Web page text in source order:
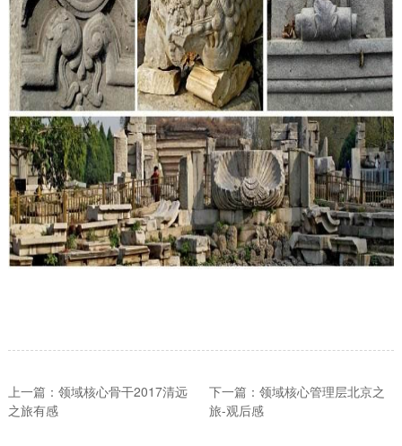
上一篇：领域核心骨干2017清远
之旅有感
下一篇：领域核心管理层北京之
旅-观后感